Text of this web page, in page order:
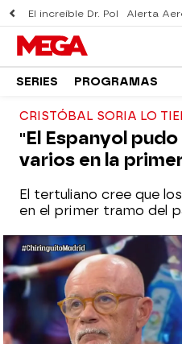
El increíble Dr. Pol Alerta
SERIES PROGRAMAS
CRISTÓBAL SORIA LO
"El Espanyol
varios en la
El tertuliano cree que
en el primer tramo del